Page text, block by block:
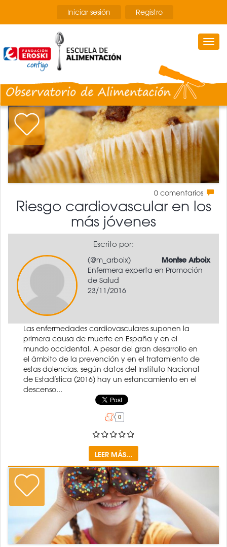
contenido
Iniciar sesión Registro
0 comentarios
Riesgo cardiovascular en los
más jóvenes
Escrito por:
Montse Arboix
(@m_arboix)
Enfermera experta en Promoción
de Salud
23/11/2016
Las enfermedades cardiovasculares suponen la
primera causa de muerte en España y en el
mundo occidental. A pesar del gran desarrollo en
el ámbito de la prevención y en el tratamiento de
estas dolencias, según datos del Instituto Nacional
de Estadística (2016) hay un estancamiento en el
descenso...
LEER MÁS...